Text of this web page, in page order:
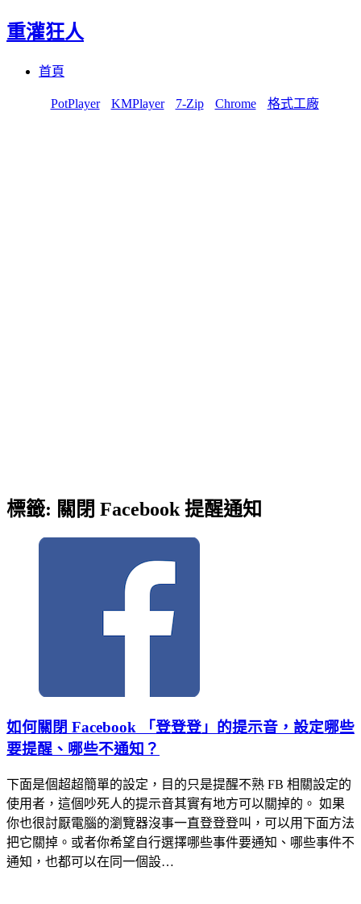
重灌狂人
首頁
PotPlayer KMPlayer 7-Zip Chrome 格式工廠
標籤: 關閉 Facebook 提醒通知
如何關閉 Facebook 「登登登」的提示音，設定哪些
要提醒、哪些不通知？
下面是個超超簡單的設定，目的只是提醒不熟 FB 相關設定的
使用者，這個吵死人的提示音其實有地方可以關掉的。 如果
你也很討厭電腦的瀏覽器沒事一直登登登叫，可以用下面方法
把它關掉。或者你希望自行選擇哪些事件要通知、哪些事件不
通知，也都可以在同一個設…